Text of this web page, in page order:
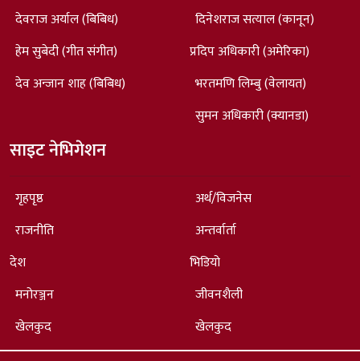
देवराज अर्याल (बिबिध)
हेम सुबेदी (गीत संगीत)
देव अन्जान शाह (बिबिध)
दिनेशराज सत्याल (कानून)
प्रदिप अधिकारी (अमेरिका)
भरतमणि लिम्बु (वेलायत)
सुमन अधिकारी (क्यानडा)
साइट नेभिगेशन
गृहपृष्ठ
राजनीति
देश
मनोरञ्जन
खेलकुद
अर्थ/विजनेस
अन्तर्वार्ता
भिडियो
जीवनशैली
खेलकुद